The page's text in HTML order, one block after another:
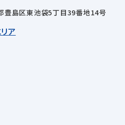
豊島区東池袋5丁目39番地14号
ア